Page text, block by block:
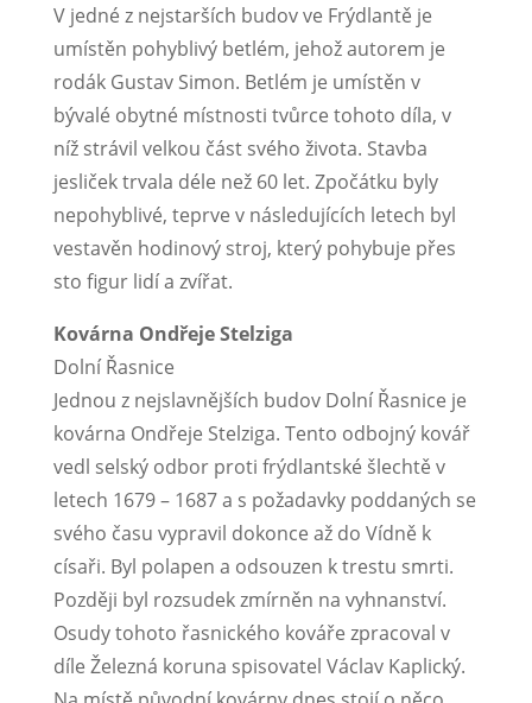
V jedné z nejstarších budov ve Frýdlantě je
umístěn pohyblivý betlém, jehož autorem je
rodák Gustav Simon. Betlém je umístěn v
bývalé obytné místnosti tvůrce tohoto díla, v
níž strávil velkou část svého života. Stavba
jesliček trvala déle než 60 let. Zpočátku byly
nepohyblivé, teprve v následujících letech byl
vestavěn hodinový stroj, který pohybuje přes
sto figur lidí a zvířat.
Kovárna Ondřeje Stelziga
Dolní Řasnice
Jednou z nejslavnějších budov Dolní Řasnice je
kovárna Ondřeje Stelziga. Tento odbojný kovář
vedl selský odbor proti frýdlantské šlechtě v
letech 1679 – 1687 a s požadavky poddaných se
svého času vypravil dokonce až do Vídně k
císaři. Byl polapen a odsouzen k trestu smrti.
Později byl rozsudek zmírněn na vyhnanství.
Osudy tohoto řasnického kováře zpracoval v
díle Železná koruna spisovatel Václav Kaplický.